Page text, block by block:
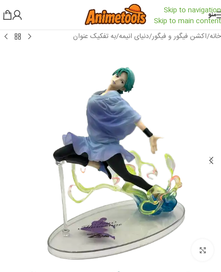
Skip to navigation
Skip to main content
منو
خانه/اکشن فیگور و فیگور/دنیای انیمه/به تفکیک عنوان